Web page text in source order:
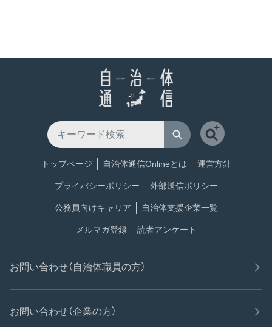
トップページ 自治体通信Onlineとは 運営方針
プライバシーポリシー 外部送信ポリシー
公務員向けキャリア 自治体支援企業一覧
メルマガ登録 読者アンケート
お問い合わせ（自治体職員の方）
お問い合わせ（企業の方）